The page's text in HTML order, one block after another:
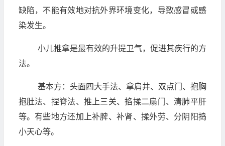
缺陷，不能有效地对抗外界环境变化，导致感冒或感
染发生。
小儿推拿是最有效的升提卫气，促进其疾行的方
法。
基本方：头面四大手法、拿肩井、双点门、抱胸
抱肚法、捏脊法、推上三关、掐揉二扇门、清肺平肝
等。有些地方还加上补脾、补肾、揉外劳、分阴阳捣
小天心等。